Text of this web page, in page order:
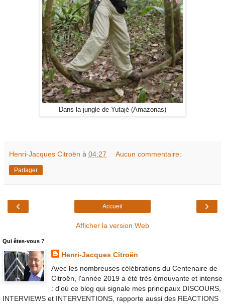
Dans la jungle de Yutajé (Amazonas)
Henri-Jacques Citroën à 04:27 Aucun commentaire:
Partager
‹ ›
Accueil
Afficher la version Web
Qui êtes-vous ?
Henri-Jacques Citroën
Avec les nombreuses célébrations du Centenaire de
Citroën, l'année 2019 a été très émouvante et intense
: d'où ce blog qui signale mes principaux DISCOURS,
INTERVIEWS et INTERVENTIONS, rapporte aussi des REACTIONS